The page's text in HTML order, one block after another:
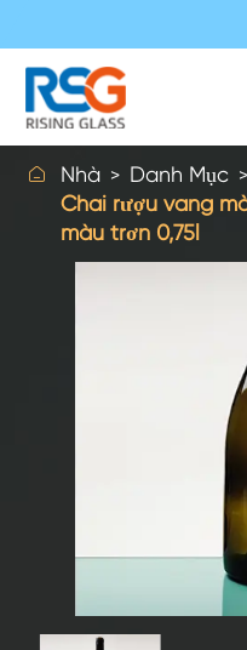
 Nhà Danh Mục
Chai rượu vang
màu trơn 0,75l